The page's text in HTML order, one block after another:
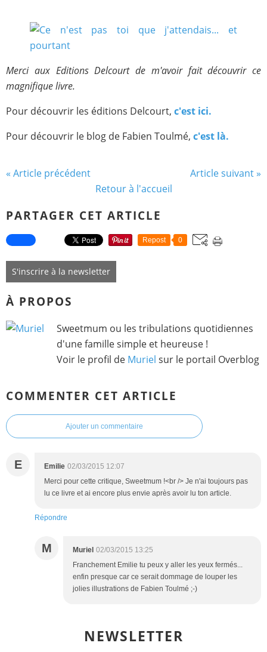
Merci aux Editions Delcourt de m'avoir fait découvrir ce
magnifique livre.
Pour découvrir les éditions Delcourt, c'est ici.
Pour découvrir le blog de Fabien Toulmé, c'est là.
« Article précédent
Article suivant »
Retour à l'accueil
PARTAGER CET ARTICLE
Repost 0
S'inscrire à la newsletter
À PROPOS
Sweetmum ou les tribulations quotidiennes
d'une famille simple et heureuse !
Voir le profil de Muriel sur le portail Overblog
COMMENTER CET ARTICLE
Ajouter un commentaire
E Emilie 02/03/2015 12:07
Merci pour cette critique, Sweetmum !<br /> Je n'ai toujours pas
lu ce livre et ai encore plus envie après avoir lu ton article.
Répondre
M Muriel 02/03/2015 13:25
Franchement Emilie tu peux y aller les yeux fermés...
enfin presque car ce serait dommage de louper les
jolies illustrations de Fabien Toulmé ;-)
NEWSLETTER